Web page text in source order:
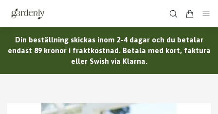
Din beställning skickas inom 2-4 dagar och du betalar
endast 89 kronor i fraktkostnad. Betala med kort, faktura
eller Swish via Klarna.